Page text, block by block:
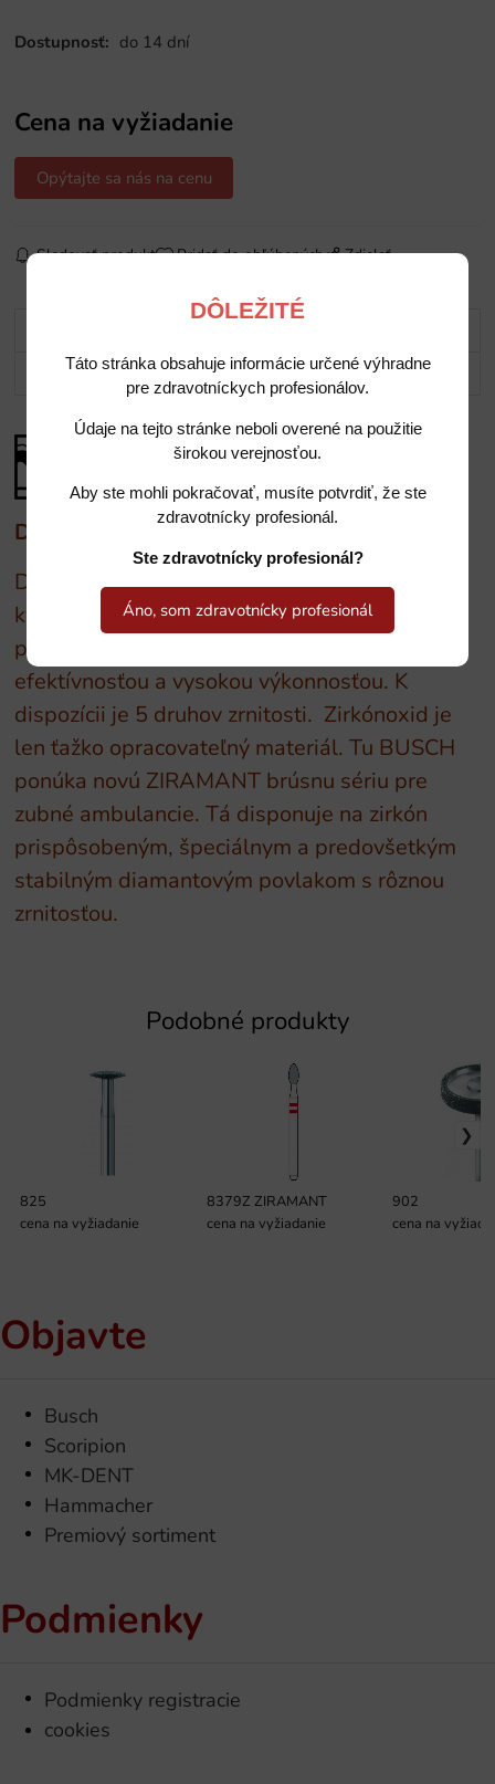
DÔLEŽITÉ
Táto stránka obsahuje informácie určené výhradne
pre zdravotníckych profesionálov.
Údaje na tejto stránke neboli overené na použitie
širokou verejnosťou.
Aby ste mohli pokračovať, musíte potvrdiť, že ste
zdravotnícky profesionál.
Ste zdravotnícky profesionál?
Áno, som zdravotnícky profesionál
Dostupnosť: do 14 dní
Cena na vyžiadanie
Opýtajte sa nás na cenu
Sledovať produkt Pridať do obľúbených Zdielať
Potrebujete poradiť?
Diamntové nástroje BUSCH
Diamantové nástroje v osvedčenej vysokej
kvalite BUSCH. Najvyššia precíznosť. Tento
produktový program sa vyznačuje
efektívnosťou a vysokou výkonnosťou. K
dispozícii je 5 druhov zrnitosti. Zirkónoxid je
len ťažko opracovateľný materiál. Tu BUSCH
ponúka novú ZIRAMANT brúsnu sériu pre
zubné ambulancie. Tá disponuje na zirkón
prispôsobeným, špeciálnym a predovšetkým
stabilným diamantovým povlakom s rôznou
zrnitosťou.
Podobné produkty
825
cena na vyžiadanie
8379Z ZIRAMANT
cena na vyžiadanie
902
cena na
Objavte
Busch
Scoripion
MK-DENT
Hammacher
Premiový sortiment
Podmienky
Podmienky registracie
cookies